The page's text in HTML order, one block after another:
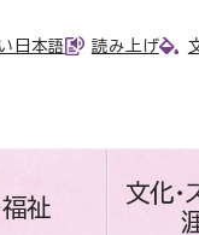
日本語 読み上げ
福祉
文化・